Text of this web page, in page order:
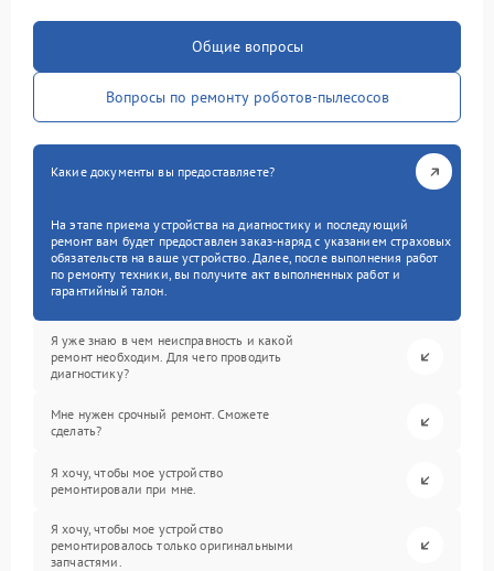
Общие вопросы
Вопросы по ремонту роботов-пылесосов
Какие документы вы предоставляете?
На этапе приема устройства на диагностику и последующий
ремонт вам будет предоставлен заказ-наряд с указанием страховых
обязательств на ваше устройство. Далее, после выполнения работ
по ремонту техники, вы получите акт выполненных работ и
гарантийный талон.
Я уже знаю в чем неисправность и какой
ремонт необходим. Для чего проводить
диагностику?
Мне нужен срочный ремонт. Сможете
сделать?
Я хочу, чтобы мое устройство
ремонтировали при мне.
Я хочу, чтобы мое устройство
ремонтировалось только оригинальными
запчастями.